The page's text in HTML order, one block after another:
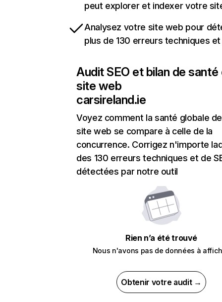
peut explorer et indexer votre
Analysez votre site web pour
plus de 130 erreurs techniques et
Audit SEO et bilan de santé
site web
carsireland.ie
Voyez comment la santé globale
site web se compare à celle de la
concurrence. Corrigez n'importe
des 130 erreurs techniques et de
détectées par notre outil
Rien n’a été trouvé
Nous n'avons pas de données à
Obtenir votre audit →